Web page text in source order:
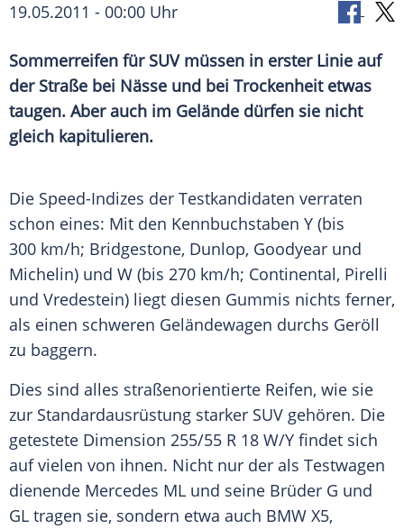
19.05.2011 - 00:00 Uhr
Sommerreifen für SUV müssen in erster Linie auf
der Straße bei Nässe und bei Trockenheit etwas
taugen. Aber auch im Gelände dürfen sie nicht
gleich kapitulieren.
Die Speed-Indizes der Testkandidaten verraten
schon eines: Mit den Kennbuchstaben Y (bis
300 km/h; Bridgestone, Dunlop, Goodyear und
Michelin) und W (bis 270 km/h; Continental, Pirelli
und Vredestein) liegt diesen Gummis nichts ferner,
als einen schweren Geländewagen durchs Geröll
zu baggern.
Dies sind alles straßenorientierte Reifen, wie sie
zur Standardausrüstung starker SUV gehören. Die
getestete Dimension 255/55 R 18 W/Y findet sich
auf vielen von ihnen. Nicht nur der als Testwagen
dienende Mercedes ML und seine Brüder G und
GL tragen sie, sondern etwa auch BMW X5,